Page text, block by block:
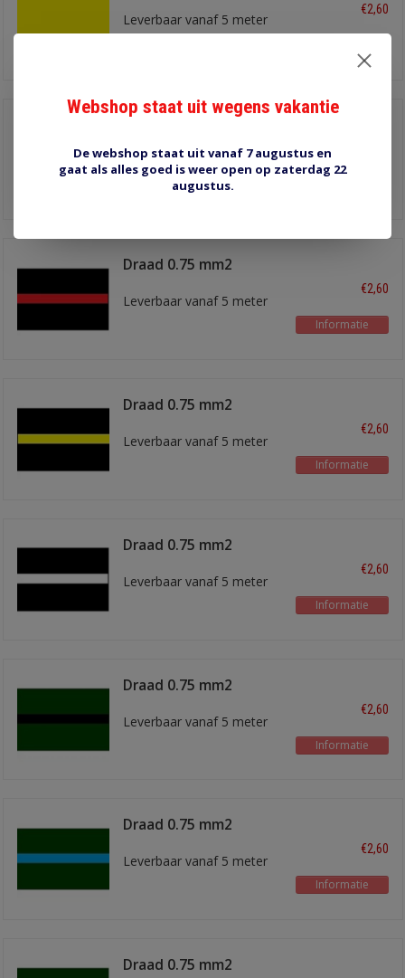
Leverbaar vanaf 5 meter
€2,60
Leverbaar vanaf 5 meter
Draad 0.75 mm2
Leverbaar vanaf 5 meter
€2,60
Informatie
Draad 0.75 mm2
Leverbaar vanaf 5 meter
€2,60
Informatie
Draad 0.75 mm2
Leverbaar vanaf 5 meter
€2,60
Informatie
Draad 0.75 mm2
Leverbaar vanaf 5 meter
€2,60
Informatie
Draad 0.75 mm2
Leverbaar vanaf 5 meter
€2,60
Informatie
Draad 0.75 mm2
Webshop staat uit wegens vakantie
De webshop staat uit vanaf 7 augustus en
gaat als alles goed is weer open op zaterdag 22
augustus.